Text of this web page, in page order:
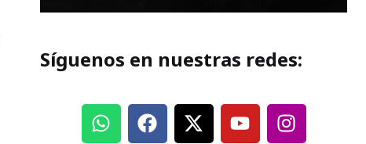
Síguenos en nuestras redes: